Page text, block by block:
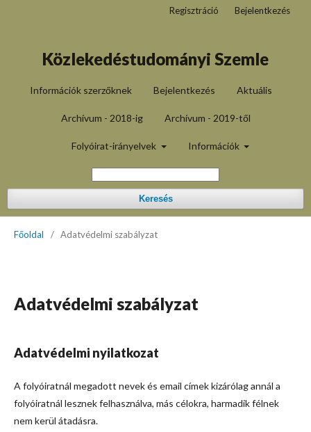
Közlekedéstudományi Szemle
Információk szerzőknek Bejelentkezés Aktuális
Archívum - 2018-ig Archívum - 2019-től
Folyóirat-irányelvek Információk
Keresés
Regisztráció Bejelentkezés
Főoldal / Adatvédelmi szabályzat
Adatvédelmi szabályzat
Adatvédelmi nyilatkozat
A folyóiratnál megadott nevek és email címek kizárólag annál a
folyóiratnál lesznek felhasználva, más célokra, harmadik félnek
nem kerül átadásra.